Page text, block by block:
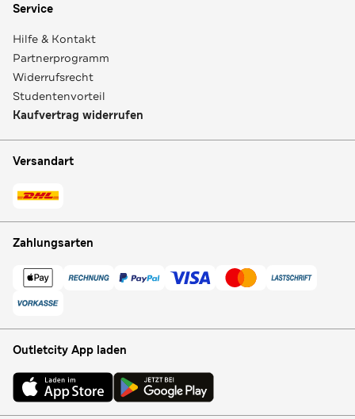
Service
Hilfe & Kontakt
Partnerprogramm
Widerrufsrecht
Studentenvorteil
Kaufvertrag widerrufen
Versandart
Zahlungsarten
Outletcity App laden